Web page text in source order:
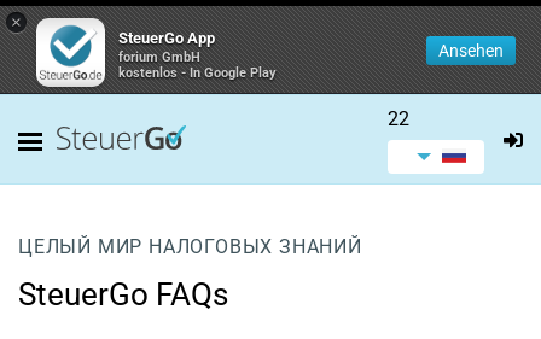
×
SteuerGo App
forium GmbH
kostenlos - In Google Play
Ansehen
22
ЦЕЛЫЙ МИР НАЛОГОВЫХ ЗНАНИЙ
SteuerGo FAQs